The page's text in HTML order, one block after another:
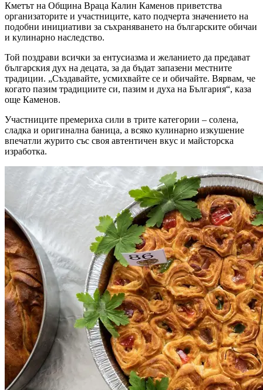
Кметът на Община Враца Калин Каменов приветства
организаторите и участниците, като подчерта значението на
подобни инициативи за съхраняването на българските обичаи
и кулинарно наследство.
Той поздрави всички за ентусиазма и желанието да предават
българския дух на децата, за да бъдат запазени местните
традиции. „Създавайте, усмихвайте се и обичайте. Вярвам, че
когато пазим традициите си, пазим и духа на България“, каза
още Каменов.
Участниците премериха сили в трите категории – солена,
сладка и оригинална баница, а всяко кулинарно изкушение
впечатли журито със своя автентичен вкус и майсторска
изработка.